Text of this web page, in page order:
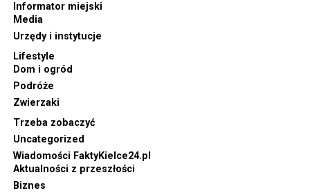
Informator miejski
Media
Urzędy i instytucje
Lifestyle
Dom i ogród
Podróże
Zwierzaki
Trzeba zobaczyć
Uncategorized
Wiadomości FaktyKielce24.pl
Aktualności z przeszłości
Biznes